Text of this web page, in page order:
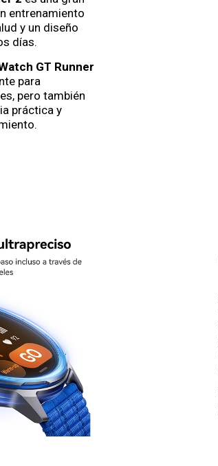
entrenamiento
y un diseño
días.
GT Runner
para
pero también
práctica y